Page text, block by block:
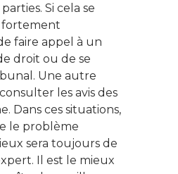
Si cela se
fortement
faire appel à un
droit ou de se
Une autre
les avis des
Dans ces situations,
le problème
sera toujours de
Il est le mieux